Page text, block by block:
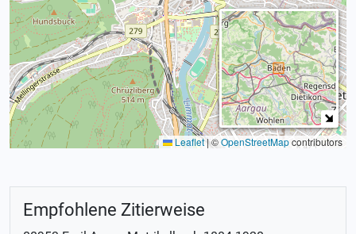
Leaflet|©OpenStreetMapcontributors
Empfohlene Zitierweise